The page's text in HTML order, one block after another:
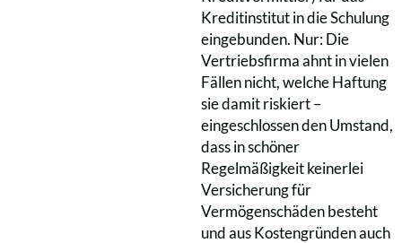
Kreditinstitut in die Schulung
eingebunden. Nur: Die
Vertriebsfirma ahnt in vielen
Fällen nicht, welche Haftung
sie damit riskiert –
eingeschlossen den Umstand,
dass in schöner
Regelmäßigkeit keinerlei
Versicherung für
Vermögenschäden besteht
und aus Kostengründen auch